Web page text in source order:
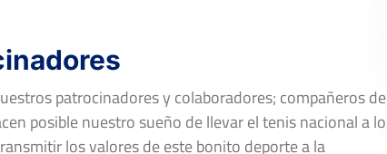
patrocinadores y colaboradores; compañeros de
posible nuestro sueño de llevar el tenis nacional a lo
los valores de este bonito deporte a la